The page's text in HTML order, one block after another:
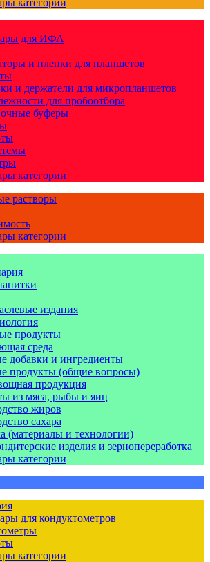
категории
для ИФА
и пленки для планшетов
и держатели для микропланшетов
для пробоотбора
буферы
категории
растворы
категории
издания
продукты
среда
добавки и ингредиенты
продукты (общие вопросы)
продукция
из мяса, рыбы и яиц
жиров
сахара
(материалы и технологии)
изделия и зернопереработка
категории
для кондуктометров
категории